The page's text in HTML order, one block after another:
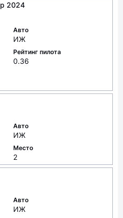
2024
Авто
ИЖ
Рейтинг пилота
0.36
Авто
ИЖ
Место
2
Авто
ИЖ